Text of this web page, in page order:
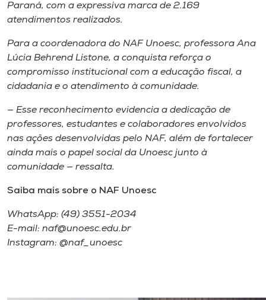
A-
Paraná, com a expressiva marca de 2.169
atendimentos realizados.
Para a coordenadora do NAF Unoesc, professora Ana
Lúcia Behrend Listone, a conquista reforça o
compromisso institucional com a educação fiscal, a
cidadania e o atendimento à comunidade.
— Esse reconhecimento evidencia a dedicação de
professores, estudantes e colaboradores envolvidos
nas ações desenvolvidas pelo NAF, além de fortalecer
ainda mais o papel social da Unoesc junto à
comunidade — ressalta.
Saiba mais sobre o NAF Unoesc
WhatsApp: (49) 3551-2034
E-mail: naf@unoesc.edu.br
Instagram: @naf_unoesc